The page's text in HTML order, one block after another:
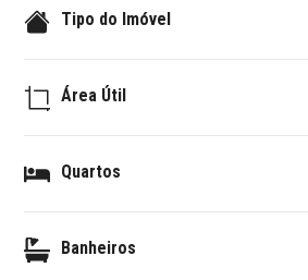
Tipo do Imóvel
Área Útil
Quartos
Banheiros